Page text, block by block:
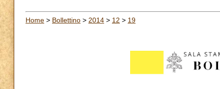
Home > Bollettino > 2014 > 12 > 19